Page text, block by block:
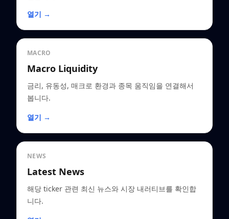
열기 →
MACRO
Macro Liquidity
금리, 유동성, 매크로 환경과 종목 움직임을 연결해서
봅니다.
열기 →
NEWS
Latest News
해당 ticker 관련 최신 뉴스와 시장 내러티브를 확인합
니다.